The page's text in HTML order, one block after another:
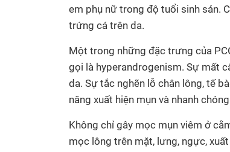
em phụ nữ trong độ tuổi sinh sản.
trứng cá trên da.
Một trong những đặc trưng của
gọi là hyperandrogenism. Sự mất
da. Sự tắc nghẽn lỗ chân lông, tế
năng xuất hiện mụn và nhanh
Không chỉ gây mọc mụn viêm ở
mọc lông trên mặt, lưng, ngực,